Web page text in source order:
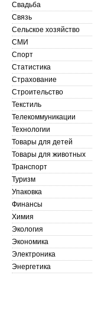
Свадьба
Связь
Сельское хозяйство
СМИ
Спорт
Статистика
Страхование
Строительство
Текстиль
Телекоммуникации
Технологии
Товары для детей
Товары для животных
Транспорт
Туризм
Упаковка
Финансы
Химия
Экология
Экономика
Электроника
Энергетика